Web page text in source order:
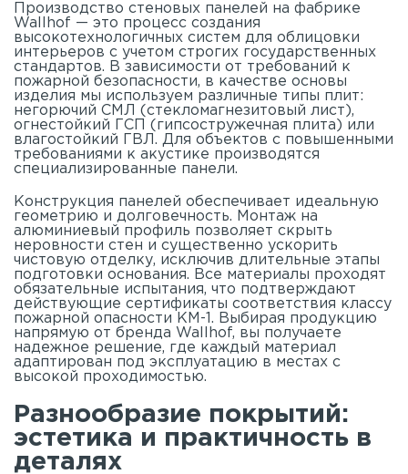
Производство стеновых панелей на фабрике
Wallhof — это процесс создания
высокотехнологичных систем для облицовки
интерьеров с учетом строгих государственных
стандартов. В зависимости от требований к
пожарной безопасности, в качестве основы
изделия мы используем различные типы плит:
негорючий СМЛ (стекломагнезитовый лист),
огнестойкий ГСП (гипсостружечная плита) или
влагостойкий ГВЛ. Для объектов с повышенными
требованиями к акустике производятся
специализированные панели.
Конструкция панелей обеспечивает идеальную
геометрию и долговечность. Монтаж на
алюминиевый профиль позволяет скрыть
неровности стен и существенно ускорить
чистовую отделку, исключив длительные этапы
подготовки основания. Все материалы проходят
обязательные испытания, что подтверждают
действующие сертификаты соответствия классу
пожарной опасности КМ-1. Выбирая продукцию
напрямую от бренда Wallhof, вы получаете
надежное решение, где каждый материал
адаптирован под эксплуатацию в местах с
высокой проходимостью.
Разнообразие покрытий:
эстетика и практичность в
деталях